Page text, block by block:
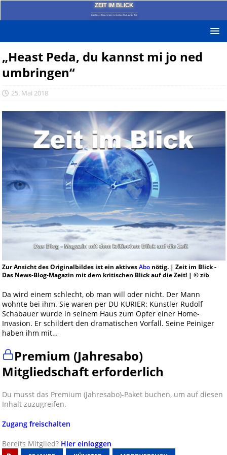
ZEIT IM BLICK
Das News-Blog mit dem kritischen Blick auf die Zeit!
„Heast Peda, du kannst mi jo ned
umbringen“
25. Mai 2018
Zur Ansicht des Originalbildes ist ein aktivesAbonötig. | Zeit im Blick -
Das News-Blog-Magazin mit dem kritischen Blick auf die Zeit! | © zib
Da wird einem schlecht, ob man will oder nicht. Der Mann
wohnte bei ihm. Sie waren per DU KURIER: Künstler Rudolf
Schabauer wurde in seinem Haus zum Opfer einer Home-
Invasion. Er schildert den dramatischen Vorfall. Seine Peiniger
haben ihm mit…
Premium (Jahresabo)
Mitgliedschaft erforderlich
Du musst das Premium (Jahresabo)-Paket buchen, um auf diesen
Inhalt zuzugreifen.
Zugang freischalten
Bereits Mitglied? Hier einloggen